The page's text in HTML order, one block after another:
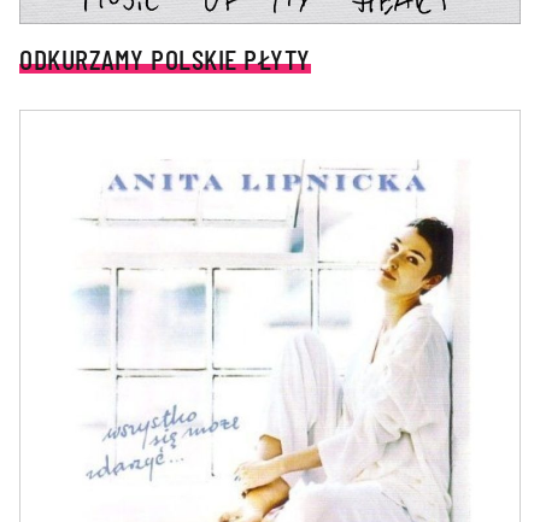
ODKURZAMY POLSKIE PŁYTY